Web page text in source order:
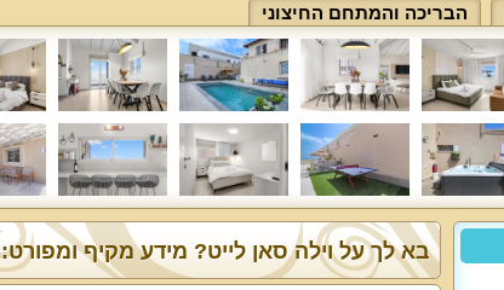
הבריכה והמתחם החיצוני
בא לך על וילה סאן לייט? מידע מקיף ומפורט: